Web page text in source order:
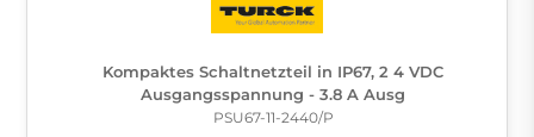
Kompaktes Schaltnetzteil in IP67, 2 4 VDC
Ausgangsspannung - 3.8 A Ausg
PSU67-11-2440/P